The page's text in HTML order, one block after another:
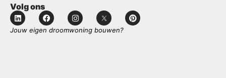
Volg ons
Jouw eigen droomwoning bouwen?